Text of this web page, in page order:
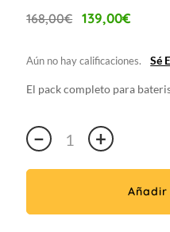
168,00€ El
precio
original
era:
168,00€.
139,00€El
es:
Aún no hay calificaciones. Sé
El pack completo para
Premium
5A
VIKORY
− +